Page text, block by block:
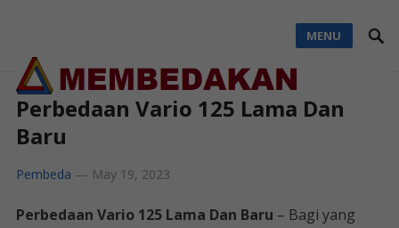
MENU
Perbedaan Vario 125 Lama Dan
Baru
Pembeda — May 19, 2023
Perbedaan Vario 125 Lama Dan Baru – Bagi yang